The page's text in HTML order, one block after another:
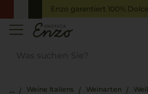
Enzo garantiert 100%
Weine Italiens Weinarten